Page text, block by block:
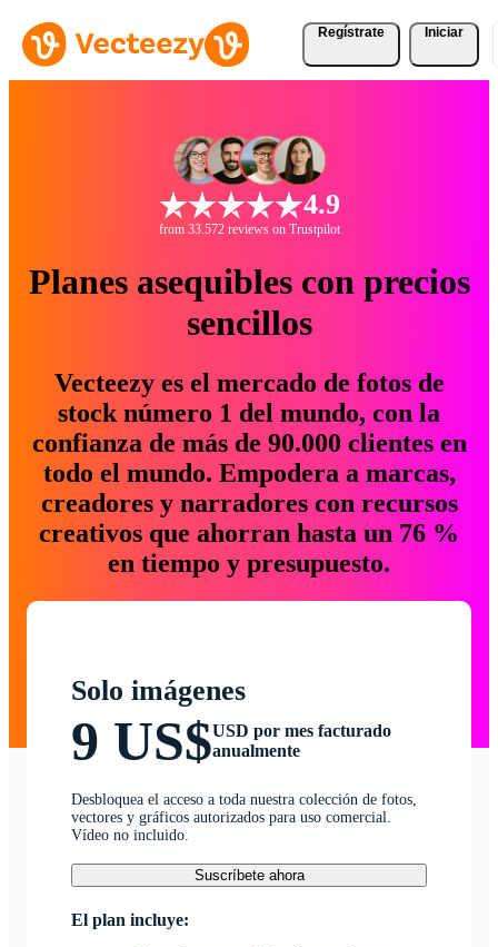
Regístrate Iniciar
4.9
from 33.572 reviews on Trustpilot
Planes asequibles con precios
sencillos
Vecteezy es el mercado de fotos de
stock número 1 del mundo, con la
confianza de más de 90.000 clientes en
todo el mundo. Empodera a marcas,
creadores y narradores con recursos
creativos que ahorran hasta un 76 %
en tiempo y presupuesto.
Solo imágenes
9 US$USD por mes facturado
anualmente
Desbloquea el acceso a toda nuestra colección de fotos,
vectores y gráficos autorizados para uso comercial.
Vídeo no incluido.
Suscríbete ahora
El plan incluye: